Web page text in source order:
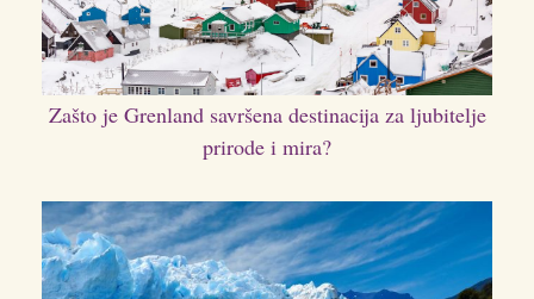
Zašto je Grenland savršena destinacija za ljubitelje
prirode i mira?